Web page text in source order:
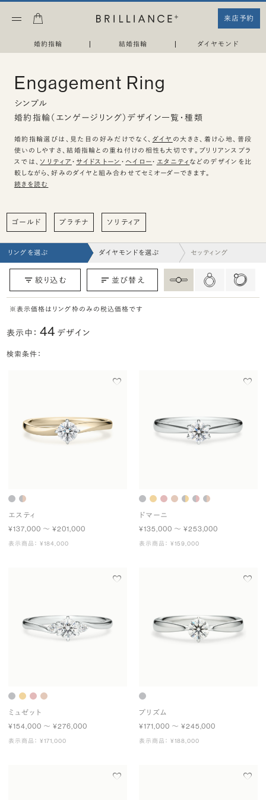
来店予約
婚約指輪 | 結婚指輪 | ダイヤモンド
Engagement Ring
シンプル
婚約指輪（エンゲージリング）デザイン一覧・種類
婚約指輪選びは、見た目の好みだけでなく、 ダイヤ の大きさ、着け心地、普段
使いのしやすさ、結婚指輪との重ね付けの相性も大切です。ブリリアンスプラ
スでは、 ソリティア ・ サイドストーン ・ ヘイロー・ エタニティ などのデザインを比
較しながら、好みのダイヤと組み合わせてセミオーダーできます。
続きを読む
ゴールド プラチナ ソリティア
リングを選ぶ ダイヤモンドを選ぶ セッティング
絞り込む 並び替え
※表示価格はリング枠のみの税込価格です
表示中：44 デザイン
検索条件：
エスティ
¥137,000 〜 ¥201,000
表示商品： ¥184,000
ドマーニ
¥135,000 〜 ¥253,000
表示商品： ¥159,000
ミュゼット
¥154,000 〜 ¥276,000
表示商品： ¥171,000
プリズム
¥171,000 〜 ¥245,000
表示商品： ¥188,000